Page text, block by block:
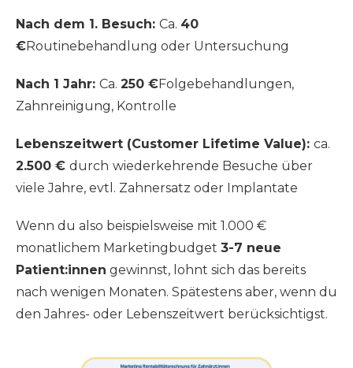
Nach dem 1. Besuch: Ca. 40
€Routinebehandlung oder Untersuchung
Nach 1 Jahr: Ca. 250 €Folgebehandlungen,
Zahnreinigung, Kontrolle
Lebenszeitwert (Customer Lifetime Value): ca.
2.500 € durch wiederkehrende Besuche über
viele Jahre, evtl. Zahnersatz oder Implantate
Wenn du also beispielsweise mit 1.000 €
monatlichem Marketingbudget 3-7 neue
Patient:innen gewinnst, lohnt sich das bereits
nach wenigen Monaten. Spätestens aber, wenn du
den Jahres- oder Lebenszeitwert berücksichtigst.